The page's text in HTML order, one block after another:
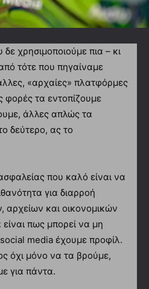
χρησιμοποιούμε πια – κι
τότε που πηγαίναμε
«αρχαίες» πλατφόρμες
φορές τα εντοπίζουμε
άλλες απλώς τα
δεύτερο, ας το
που καλό είναι να
για διαρροή
και οικονομικών
πως μπορεί να μη
media έχουμε προφίλ.
όχι μόνο να τα βρούμε,
για πάντα.